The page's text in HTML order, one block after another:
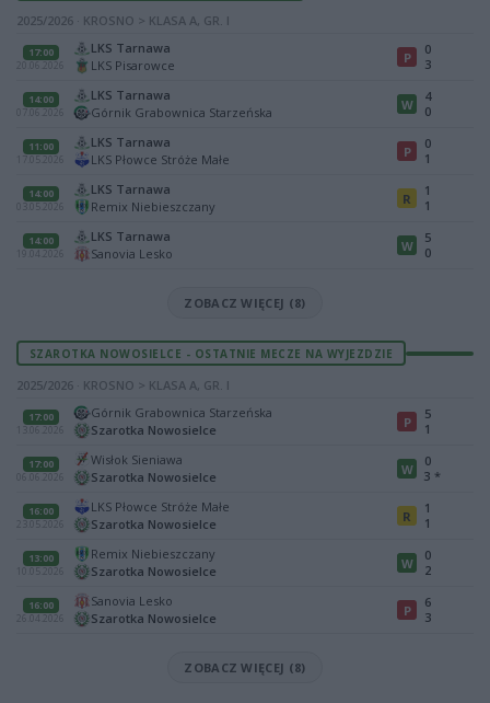
2025/2026 · KROSNO > KLASA A, GR. I
17:00
20.06.2026
LKS Tarnawa
LKS Pisarowce
P
0
3
14:00
07.06.2026
LKS Tarnawa
Górnik Grabownica Starzeńska
W
4
0
11:00
17.05.2026
LKS Tarnawa
LKS Płowce Stróże Małe
P
0
1
14:00
03.05.2026
LKS Tarnawa
Remix Niebieszczany
R
1
1
14:00
19.04.2026
LKS Tarnawa
Sanovia Lesko
W
5
0
ZOBACZ WIĘCEJ (8)
SZAROTKA NOWOSIELCE - OSTATNIE MECZE NA WYJEZDZIE
2025/2026 · KROSNO > KLASA A, GR. I
17:00
13.06.2026
Górnik Grabownica Starzeńska
Szarotka Nowosielce
P
5
1
17:00
06.06.2026
Wisłok Sieniawa
Szarotka Nowosielce
W
0
3 *
16:00
23.05.2026
LKS Płowce Stróże Małe
Szarotka Nowosielce
R
1
1
13:00
10.05.2026
Remix Niebieszczany
Szarotka Nowosielce
W
0
2
16:00
26.04.2026
Sanovia Lesko
Szarotka Nowosielce
P
6
3
ZOBACZ WIĘCEJ (8)